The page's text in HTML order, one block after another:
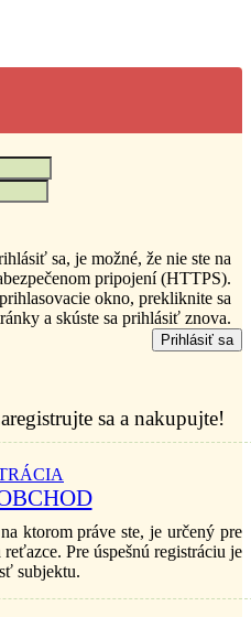
sa, je možné, že nie ste na
pripojení (HTTPS).
okno, prekliknite sa
a skúste sa prihlásiť znova.
Prihlásiť sa
sa a nakupujte!
ktorom práve ste, je určený pre
Pre úspešnú registráciu je
subjektu.